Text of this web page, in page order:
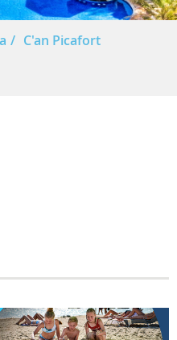
C'an Picafort